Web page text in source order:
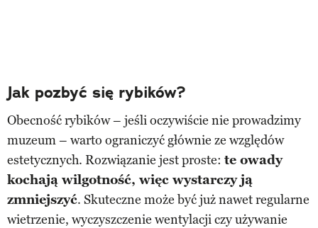
Jak pozbyć się rybików?
Obecność rybików – jeśli oczywiście nie prowadzimy
muzeum – warto ograniczyć głównie ze względów
estetycznych. Rozwiązanie jest proste: te owady
kochają wilgotność, więc wystarczy ją
zmniejszyć. Skuteczne może być już nawet regularne
wietrzenie, wyczyszczenie wentylacji czy używanie